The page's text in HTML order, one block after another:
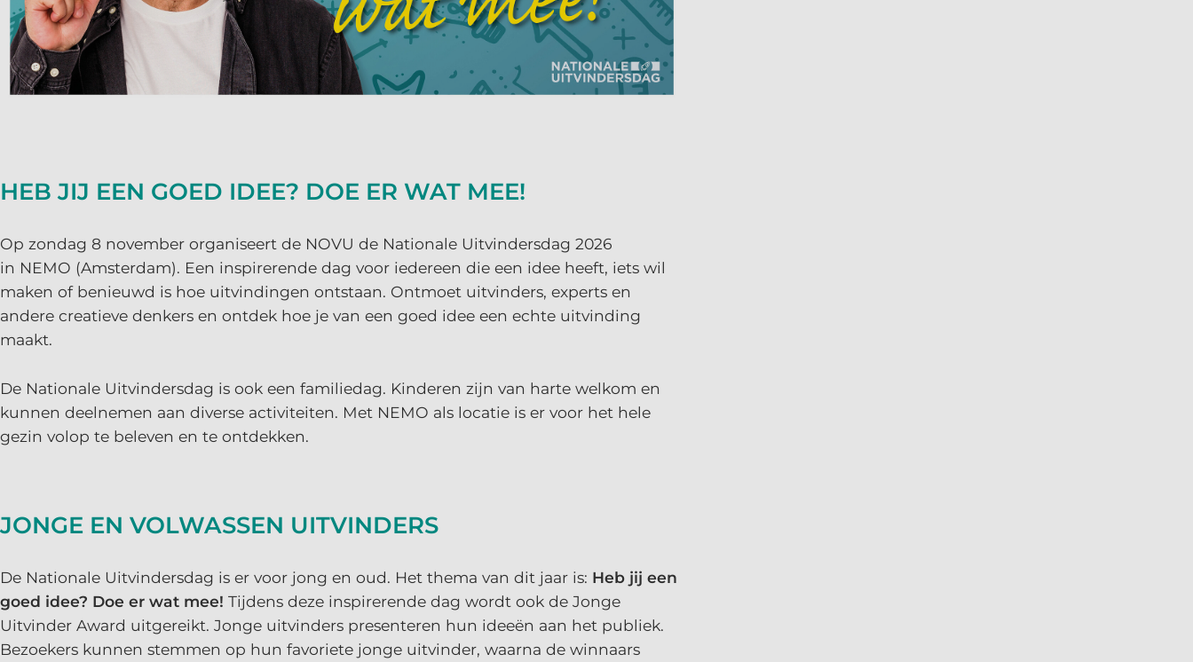
HEB JIJ EEN GOED IDEE? DOE ER WAT MEE!
Op zondag 8 november organiseert de NOVU de Nationale Uitvindersdag 2026
in NEMO (Amsterdam). Een inspirerende dag voor iedereen die een idee heeft, iets wil
maken of benieuwd is hoe uitvindingen ontstaan. Ontmoet uitvinders, experts en
andere creatieve denkers en ontdek hoe je van een goed idee een echte uitvinding
maakt.
De Nationale Uitvindersdag is ook een familiedag. Kinderen zijn van harte welkom en
kunnen deelnemen aan diverse activiteiten. Met NEMO als locatie is er voor het hele
gezin volop te beleven en te ontdekken.
JONGE EN VOLWASSEN UITVINDERS
De Nationale Uitvindersdag is er voor jong en oud. Het thema van dit jaar is: Heb jij een
goed idee? Doe er wat mee! Tijdens deze inspirerende dag wordt ook de Jonge
Uitvinder Award uitgereikt. Jonge uitvinders presenteren hun ideeën aan het publiek.
Bezoekers kunnen stemmen op hun favoriete jonge uitvinder, waarna de winnaars